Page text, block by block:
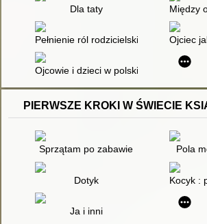
Dla taty Między
Pełnienie ról rodzicielskich wobecOjciec
Ojcowie i dzieci w polskiej literaturze dla
PIERWSZE KROKI W ŚWIECIE
Sprzątam po zabawie Pola
Dotyk Kocyk :
Ja i inni